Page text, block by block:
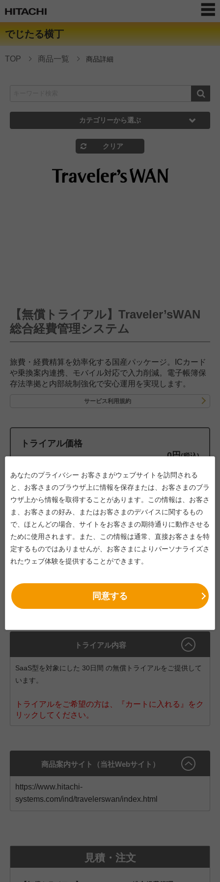
でじたる横丁
TOP 商品一覧 商品詳細
カテゴリーから選ぶ
クリア
【無償トライアル】Traveler’sWAN
総合経費管理システム
旅費・経費精算を効率化する国産パッケージ。ICカード
や乗換案内連携、モバイル対応で入力削減。電子帳簿保
存法準拠と内部統制強化で安心運用を実現します。
サービス利用規約
トライアル価格
0円(税込)
「Traveler'sWAN」とは
旅費・経費精算を効率化する国産パッケージシステムです。
ICカードや乗換案内との連携で入力作業を削減し、モバイル
対応で外出先からもスムーズに申請・承認が可能。電子帳簿
す。約900社・125万ユーザーの導入実績を誇り、安心のサポ
ート体制で業務改革を支援します。
トライアル内容
SaaS型を対象にした 30日間 の無償トライアルをご提供して
います。
トライアルをご希望の方は、『カートに入れる』をク
リックしてください。
商品案内サイト（当社Webサイト）
https://www.hitachi-
systems.com/ind/travelerswan/index.html
見積・注文
あなたのプライバシー お客さまがウェブサイトを訪問される
と、お客さまのブラウザ上に情報を保存または、お客さまのブラ
ウザ上から情報を取得することがあります。この情報は、お客さ
ま、お客さまの好み、またはお客さまのデバイスに関するもの
で、ほとんどの場合、サイトをお客さまの期待通りに動作させる
ために使用されます。また、この情報は通常、直接お客さまを特
定するものではありませんが、お客さまによりパーソナライズさ
れたウェブ体験を提供することができます。
同意する